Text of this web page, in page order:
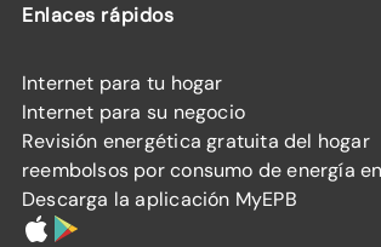
Enlaces rápidos
Internet para tu hogar
Internet para su negocio
Revisión energética gratuita del hogar
reembolsos por consumo de energía
Descarga la aplicación MyEPB